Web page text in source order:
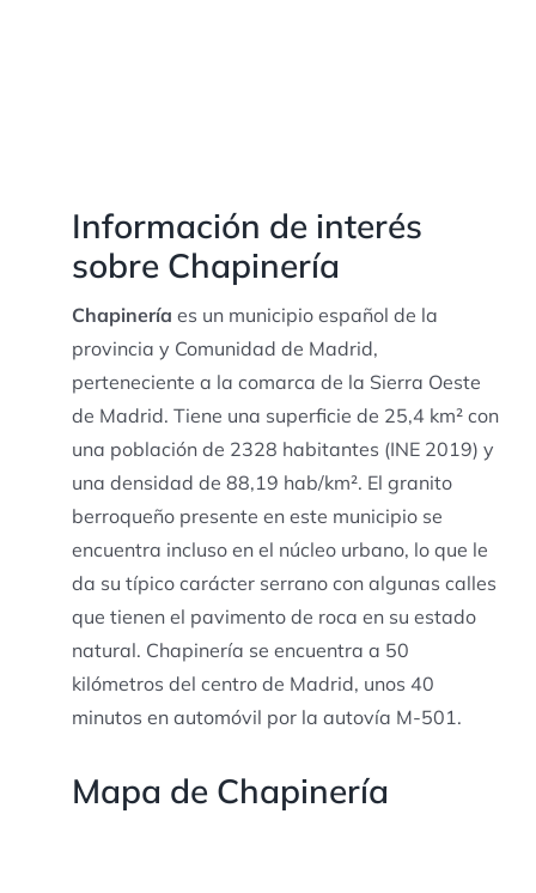
Información de interés
sobre Chapinería
Chapinería es un municipio español de la
provincia y Comunidad de Madrid,
perteneciente a la comarca de la Sierra Oeste
de Madrid. Tiene una superficie de 25,4 km² con
una población de 2328 habitantes (INE 2019) y
una densidad de 88,19 hab/km². El granito
berroqueño presente en este municipio se
encuentra incluso en el núcleo urbano, lo que le
da su típico carácter serrano con algunas calles
que tienen el pavimento de roca en su estado
natural. Chapinería se encuentra a 50
kilómetros del centro de Madrid, unos 40
minutos en automóvil por la autovía M-501.
Mapa de Chapinería